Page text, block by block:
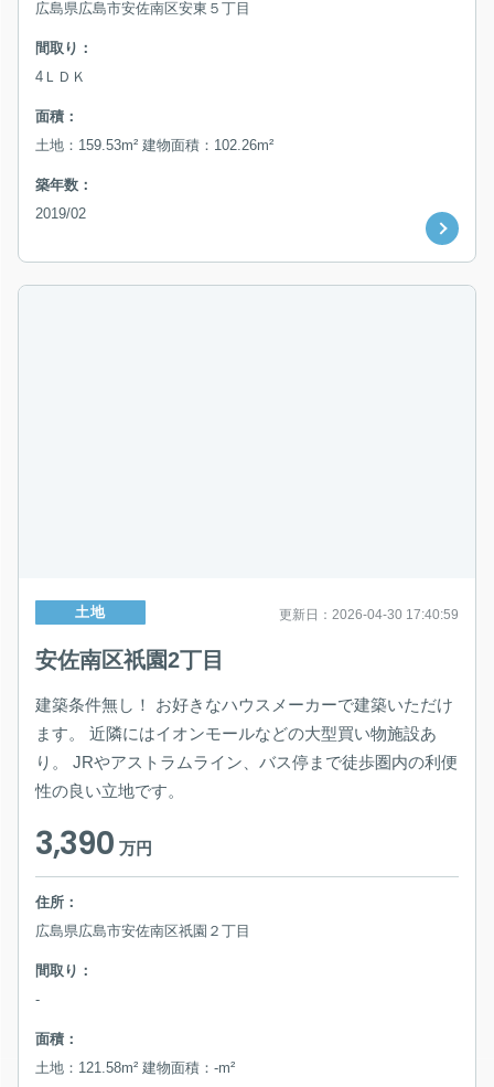
広島県広島市安佐南区安東５丁目
間取り：
4ＬＤＫ
面積：
土地：159.53m² 建物面積：102.26m²
築年数：
2019/02
土地 更新日：2026-04-30 17:40:59
安佐南区祇園2丁目
建築条件無し！ お好きなハウスメーカーで建築いただけ
ます。 近隣にはイオンモールなどの大型買い物施設あ
り。 JRやアストラムライン、バス停まで徒歩圏内の利便
性の良い立地です。
3,390万円
住所：
広島県広島市安佐南区祇園２丁目
間取り：
-
面積：
土地：121.58m² 建物面積：-m²